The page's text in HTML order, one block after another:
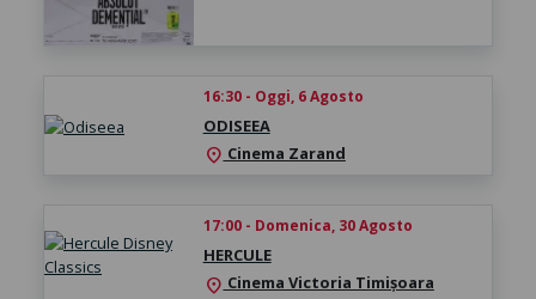
16:30 - Oggi, 6 Agosto
ODISEEA
location_on Cinema Zarand
17:00 - Domenica, 30 Agosto
HERCULE
location_on Cinema Victoria Timișoara